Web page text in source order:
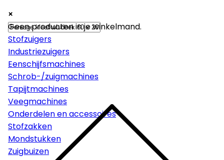
×
Machines
Stofzuigers
Industriezuigers
Eenschijfsmachines
Schrob-/zuigmachines
Tapijtmachines
Veegmachines
Onderdelen en accessoires
Stofzakken
Mondstukken
Zuigbuizen
×
×
Geen producten in je winkelmand.